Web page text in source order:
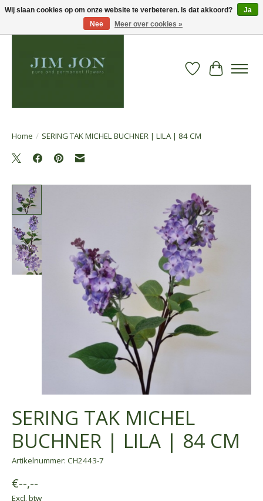
Verlanglijst
Home / SERING TAK MICHEL BUCHNER | LILA | 84 CM
SERING TAK MICHEL
BUCHNER | LILA | 84 CM
Artikelnummer: CH2443-7
€--,--
Excl. btw
Wij slaan cookies op om onze website te verbeteren. Is dat akkoord?
Ja
Nee
Meer over cookies »